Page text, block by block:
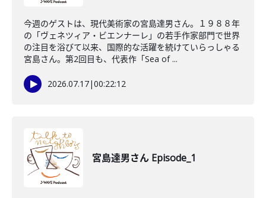
今週のゲストは、現代美術家の宮島達男さん。１９８８年
の「ヴェネツィア・ビエンナーレ」の若手作家部門で世界
の注目を浴びて以来、国際的な活躍を続けていらっしゃる
宮島さん。第2回目も、代表作「Sea of ...
2026.07.17|00:22:12
宮島達男さん Episode_1